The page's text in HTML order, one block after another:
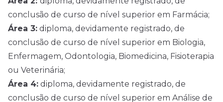
conclusão de curso de nível superior em Farmácia;
Área 3: diploma, devidamente registrado, de
conclusão de curso de nível superior em Biologia,
Enfermagem, Odontologia, Biomedicina, Fisioterapia
ou Veterinária;
Área 4: diploma, devidamente registrado, de
conclusão de curso de nível superior em Análise de